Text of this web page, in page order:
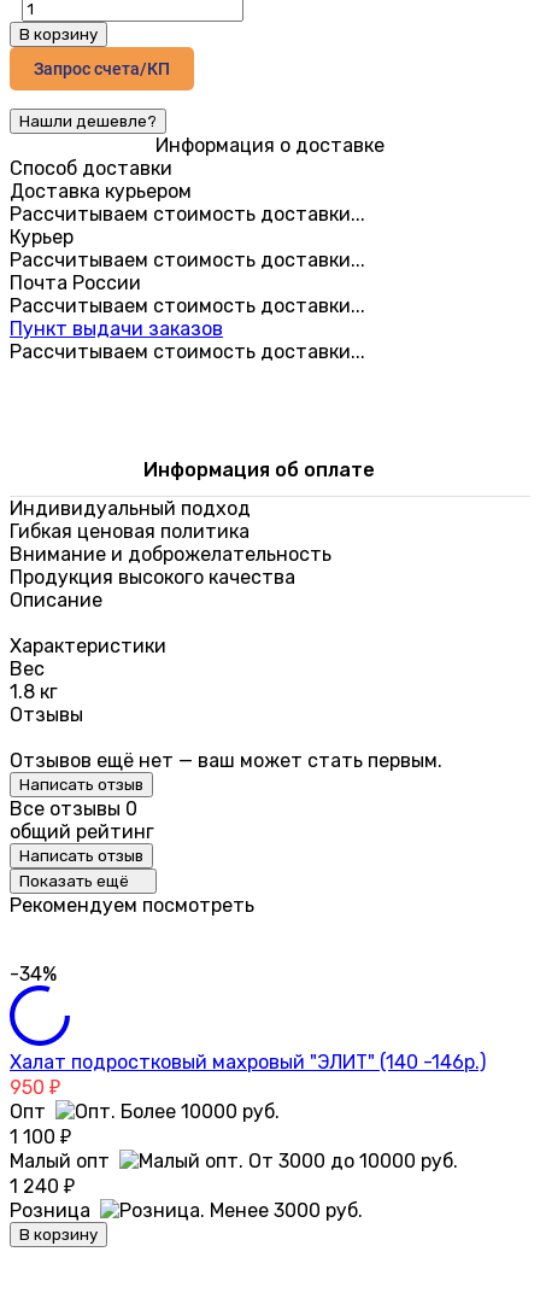
В корзину
Запрос счета/КП
Информация о доставке
Способ доставки
Доставка курьером
Рассчитываем стоимость доставки...
Курьер
Рассчитываем стоимость доставки...
Почта России
Рассчитываем стоимость доставки...
Пункт выдачи заказов
Рассчитываем стоимость доставки...
Информация об оплате
Индивидуальный подход
Гибкая ценовая политика
Внимание и доброжелательность
Продукция высокого качества
Описание
Характеристики
Вес
1.8 кг
Отзывы
Отзывов ещё нет — ваш может стать первым.
Написать отзыв
Все отзывы 0
общий рейтинг
Написать отзыв
Показать ещё
Рекомендуем посмотреть
-34%
Халат подростковый махровый "ЭЛИТ" (140 -146р.)
950 ₽
Опт
1 100 ₽
Малый опт
1 240 ₽
Розница
В корзину